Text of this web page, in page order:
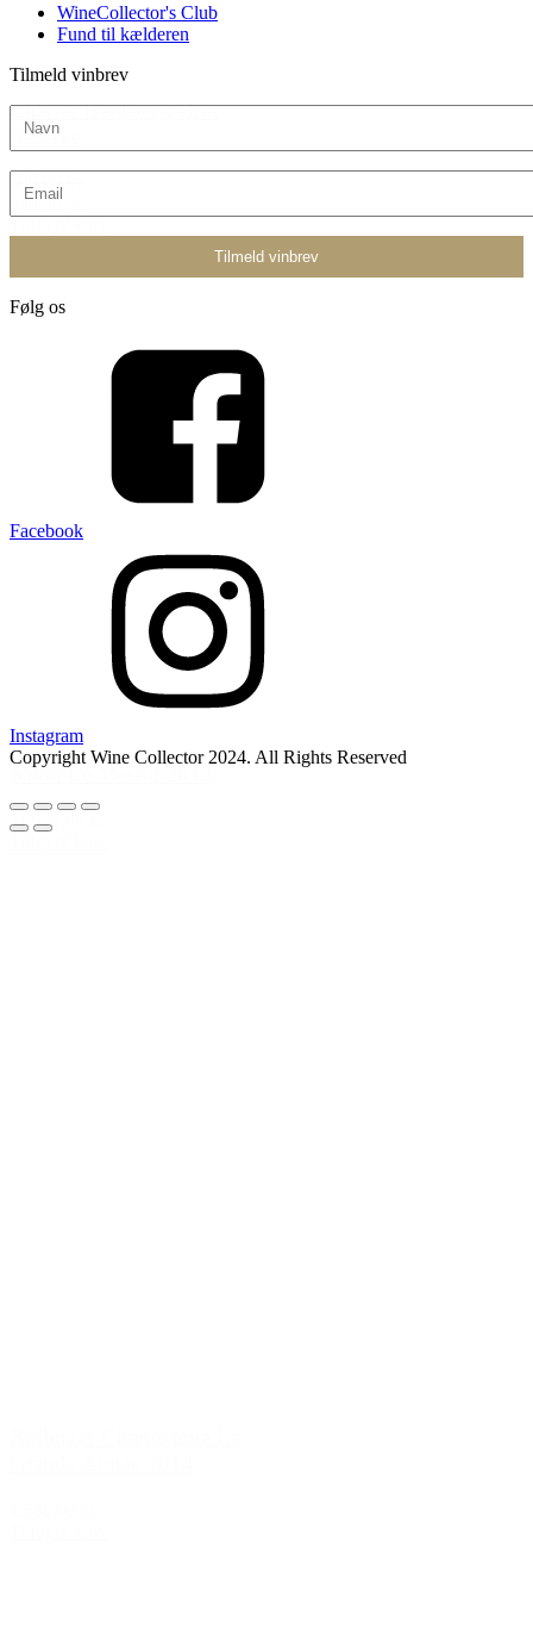
Charles Heidsieck Brut
Reserve
349,00 kr.
Salon Le Mesnil 2013
11.990,00 kr.
WineCollector's Club
Fund til kælderen
Tilmeld vinbrev
Følg os
Facebook
Instagram
Copyright Wine Collector 2024. All Rights Reserved